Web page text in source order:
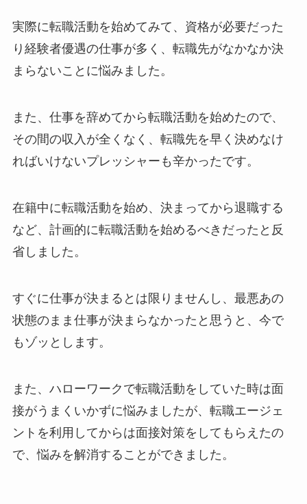
実際に転職活動を始めてみて、資格が必要だった
り経験者優遇の仕事が多く、転職先がなかなか決
まらないことに悩みました。
また、仕事を辞めてから転職活動を始めたので、
その間の収入が全くなく、転職先を早く決めなけ
ればいけないプレッシャーも辛かったです。
在籍中に転職活動を始め、決まってから退職する
など、計画的に転職活動を始めるべきだったと反
省しました。
すぐに仕事が決まるとは限りませんし、最悪あの
状態のまま仕事が決まらなかったと思うと、今で
もゾッとします。
また、ハローワークで転職活動をしていた時は面
接がうまくいかずに悩みましたが、転職エージェ
ントを利用してからは面接対策をしてもらえたの
で、悩みを解消することができました。